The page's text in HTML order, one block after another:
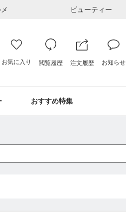
ビューティー
お気に入り 閲覧履歴 注文履歴 お知らせ
おすすめ特集